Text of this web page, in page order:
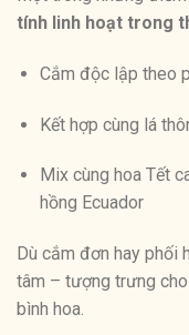
tính linh hoạt trong
Cắm độc lập theo
Kết hợp cùng lá
Mix cùng hoa Tết
hồng Ecuador
Dù cắm đơn hay phối
tâm – tượng trưng
bình hoa.